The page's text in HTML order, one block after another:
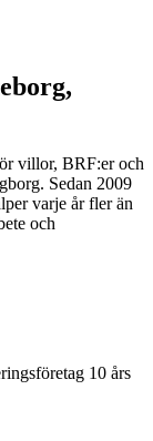
villor, BRF:er och
Sedan 2009
varje år fler än
och
10 års